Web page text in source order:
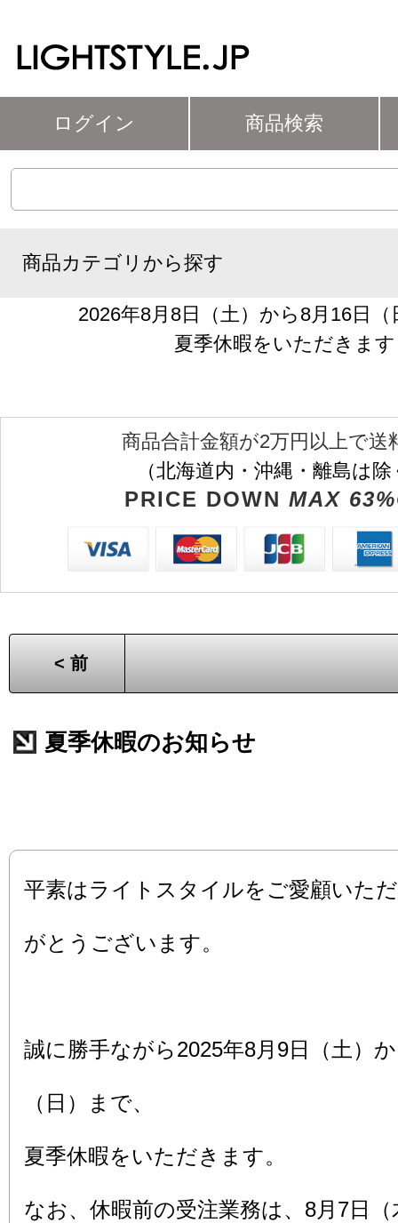
ログイン 商品検索
商品カテゴリから探す
2026年8月8日（土）から8月16日
夏季休暇をいただきます
商品合計金額が2万円以上で送
（北海道内・沖縄・離島は
PRICE DOWN MAX
< 前
夏季休暇のお知らせ
平素はライトスタイルをご愛顧いた
がとうございます。
誠に勝手ながら2025年8月9日（土）
（日）まで、
夏季休暇をいただきます。
なお、休暇前の受注業務は、8月7日